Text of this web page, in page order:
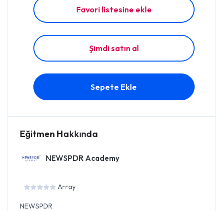
Favori listesine ekle
Şimdi satın al
Sepete Ekle
Eğitmen Hakkında
NEWSPDR Academy
Array
NEWSPDR